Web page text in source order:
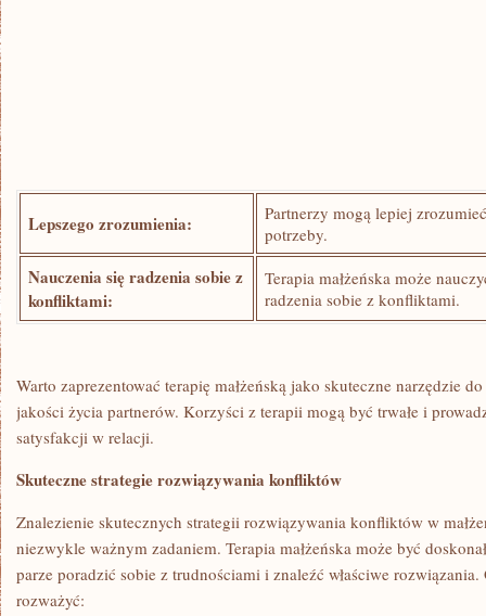
Lepszego zrozumienia:
Partnerzy ‍mogą lepiej
potrzeby.
Nauczenia się radzenia sobie z
konfliktami:
Terapia małżeńska⁢ może
‌radzenia sobie z konfliktami.
Warto zaprezentować terapię małżeńską jako skuteczne narzędzie
jakości życia partnerów. Korzyści ‍z terapii mogą ‌być trwałe i
satysfakcji w relacji.
Skuteczne strategie rozwiązywania⁢ konfliktów
Znalezienie skutecznych strategii rozwiązywania konfliktów w
niezwykle​ ważnym ⁣zadaniem. Terapia małżeńska może ⁣być
parze poradzić sobie z trudnościami i znaleźć właściwe
rozważyć: